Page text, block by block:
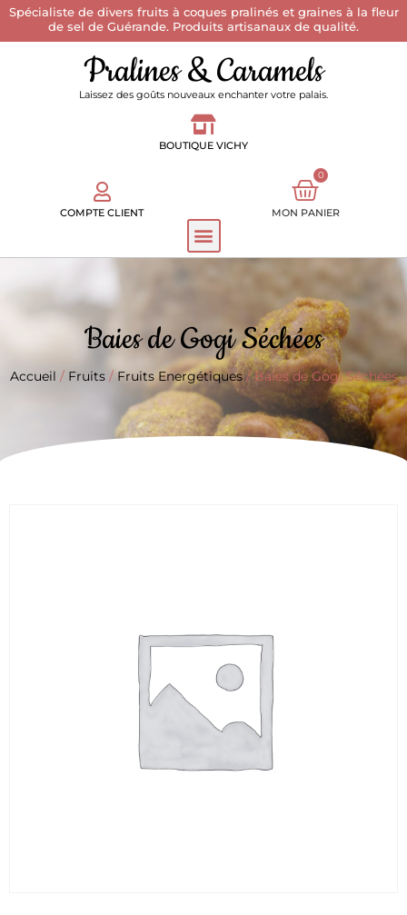
Spécialiste de divers fruits à coques pralinés et graines à la fleur
de sel de Guérande. Produits artisanaux de qualité.
Pralines & Caramels
Laissez des goûts nouveaux enchanter votre palais.
BOUTIQUE VICHY
COMPTE CLIENT
0
MON PANIER
Baies de Gogi Séchées
Accueil / Fruits/Fruits Energétiques/ Baies de Gogi Séchées